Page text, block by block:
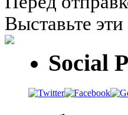
Выставьте
Social